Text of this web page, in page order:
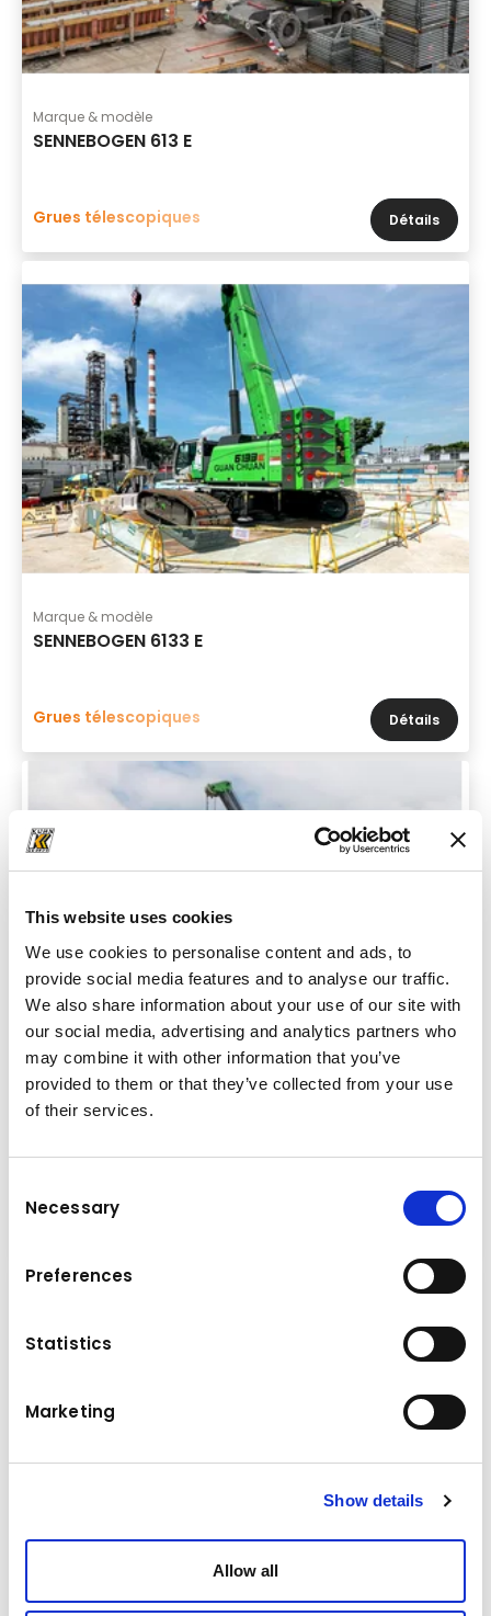
This website uses cookies
We use cookies to personalise content and ads, to
provide social media features and to analyse our traffic.
We also share information about your use of our site with
our social media, advertising and analytics partners who
may combine it with other information that you’ve
provided to them or that they’ve collected from your use
of their services.
Selection
Necessary
Preferences
Statistics
Marketing
Show details
Allow all
Marque & modèle
SENNEBOGEN 613 E
Grues télescopiques Détails
Marque & modèle
SENNEBOGEN 6133 E
Grues télescopiques Détails
Marque & modèle
Grues télescopiques Détails